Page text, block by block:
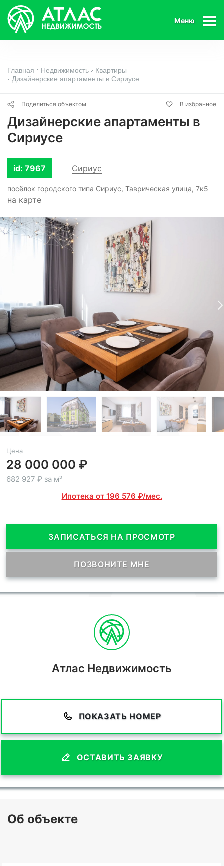
Меню
Главная Недвижимость
Квартиры
Дизайнерские апартаменты в Сириусе
Поделиться объектом В избранное
Дизайнерские апартаменты в
Сириусе
id: 7967 Сириус
посёлок городского типа Сириус, Таврическая улица, 7к5
на карте
Цена
28 000 000 ₽
682 927 ₽ за м²
Ипотека от 196 576 ₽/мес.
ЗАПИСАТЬСЯ НА ПРОСМОТР
ПОЗВОНИТЕ МНЕ
Атлас Недвижимость
ПОКАЗАТЬ НОМЕР
ОСТАВИТЬ ЗАЯВКУ
Об объекте